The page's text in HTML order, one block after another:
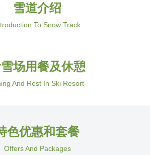
雪道介绍
To Snow Track
场用餐及休憩
And Rest In Ski Resort
色优惠和套餐
Offers And Packages